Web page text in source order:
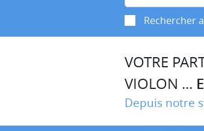
Rechercher
VOTRE
VIOLON ...
Depuis notre